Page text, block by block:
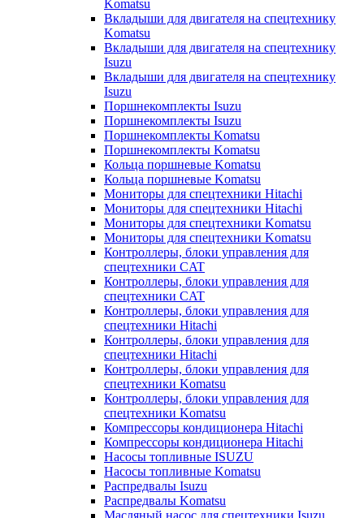
Komatsu
Вкладыши для двигателя на спецтехнику
Komatsu
Вкладыши для двигателя на спецтехнику
Isuzu
Вкладыши для двигателя на спецтехнику
Isuzu
Поршнекомплекты Isuzu
Поршнекомплекты Isuzu
Поршнекомплекты Komatsu
Поршнекомплекты Komatsu
Кольца поршневые Komatsu
Кольца поршневые Komatsu
Мониторы для спецтехники Hitachi
Мониторы для спецтехники Hitachi
Мониторы для спецтехники Komatsu
Мониторы для спецтехники Komatsu
Контроллеры, блоки управления для
спецтехники CAT
Контроллеры, блоки управления для
спецтехники CAT
Контроллеры, блоки управления для
спецтехники Hitachi
Контроллеры, блоки управления для
спецтехники Hitachi
Контроллеры, блоки управления для
спецтехники Komatsu
Контроллеры, блоки управления для
спецтехники Komatsu
Компрессоры кондиционера Hitachi
Компрессоры кондиционера Hitachi
Насосы топливные ISUZU
Насосы топливные Komatsu
Распредвалы Isuzu
Распредвалы Komatsu
Масляный насос для спецтехники Isuzu